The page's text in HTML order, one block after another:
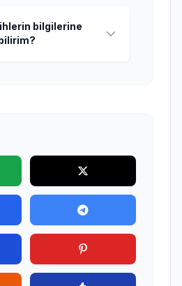
bilgilerine